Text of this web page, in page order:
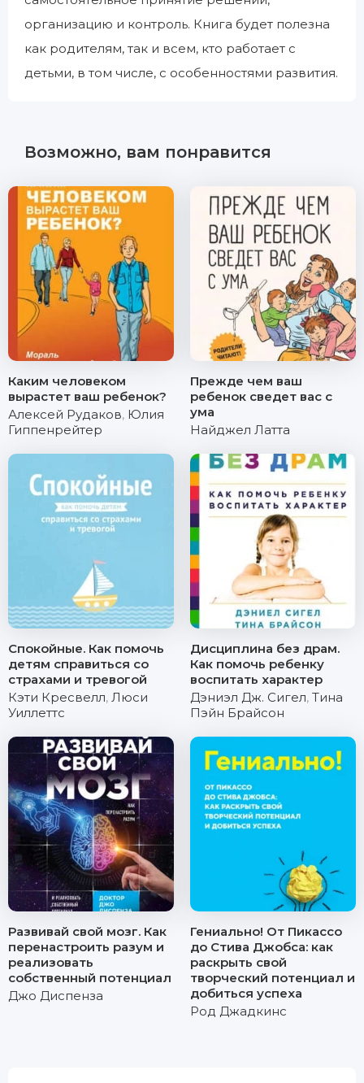
организацию и контроль. Книга будет полезна
как родителям, так и всем, кто работает с
детьми, в том числе, с особенностями развития.
Возможно, вам понравится
Каким человеком
вырастет ваш ребенок?
Алексей Рудаков, Юлия
Гиппенрейтер
Прежде чем ваш
ребенок сведет вас с
ума
Найджел Латта
Спокойные. Как помочь
детям справиться со
страхами и тревогой
Кэти Кресвелл, Люси
Уиллеттс
Дисциплина без драм.
Как помочь ребенку
воспитать характер
Дэниэл Дж. Сигел, Тина
Пэйн Брайсон
Развивай свой мозг. Как
перенастроить разум и
реализовать
собственный потенциал
Джо Диспенза
Гениально! От Пикассо
до Стива Джобса: как
раскрыть свой
творческий потенциал и
добиться успеха
Род Джадкинс